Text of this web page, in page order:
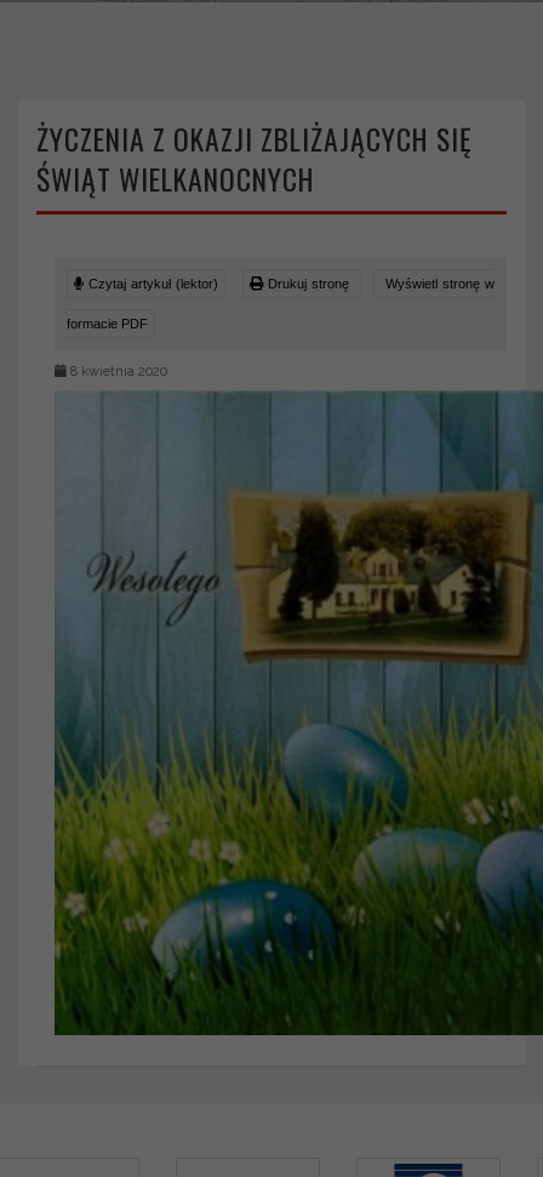
ŻYCZENIA Z OKAZJI ZBLIŻAJĄCYCH SIĘ
ŚWIĄT WIELKANOCNYCH
Czytaj artykuł (lektor) Drukuj stronę Wyświetl stronę w
formacie PDF
8 kwietnia 2020